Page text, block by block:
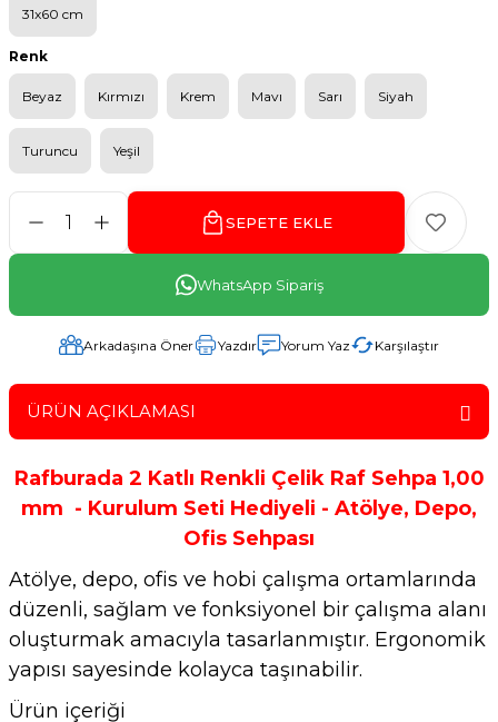
31x60 cm
Renk
Beyaz Kırmızı Krem Mavı Sarı Siyah
Turuncu Yeşil
SEPETE EKLE
WhatsApp Sipariş
Arkadaşına Öner Yazdır Yorum Yaz Karşılaştır
ÜRÜN AÇIKLAMASI
Rafburada 2 Katlı Renkli Çelik Raf Sehpa 1,00
mm - Kurulum Seti Hediyeli - Atölye, Depo,
Ofis Sehpası
Atölye, depo, ofis ve hobi çalışma ortamlarında
düzenli, sağlam ve fonksiyonel bir çalışma alanı
oluşturmak amacıyla tasarlanmıştır. Ergonomik
yapısı sayesinde kolayca taşınabilir.
Ürün içeriği